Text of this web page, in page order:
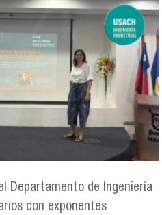
Departamento de Ingeniería
con exponentes